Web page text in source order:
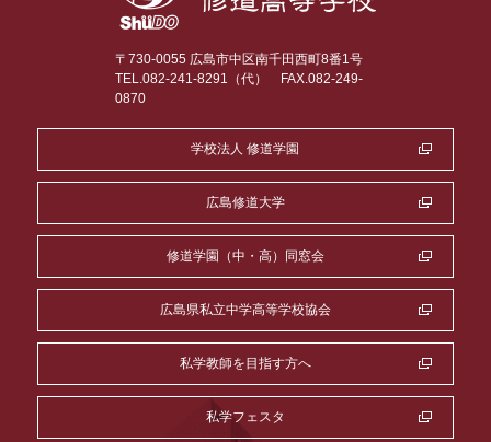
〒730-0055 広島市中区南千田西町8番1号
TEL.082-241-8291（代）
FAX.082-249-
0870
学校法人 修道学園
広島修道大学
修道学園（中・高）同窓会
広島県私立中学高等学校協会
私学教師を目指す方へ
私学フェスタ